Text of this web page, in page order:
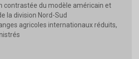
contrastée du modèle américain et
la division Nord-Sud
agricoles internationaux réduits,